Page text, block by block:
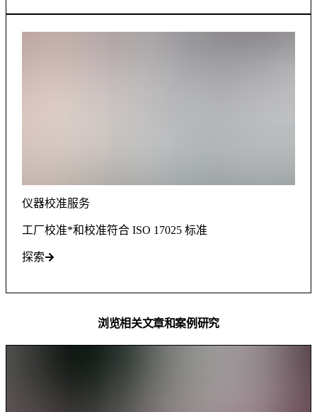
仪器校准服务
工厂校准*和校准符合 ISO 17025 标准
探索
浏览相关文章和案例研究